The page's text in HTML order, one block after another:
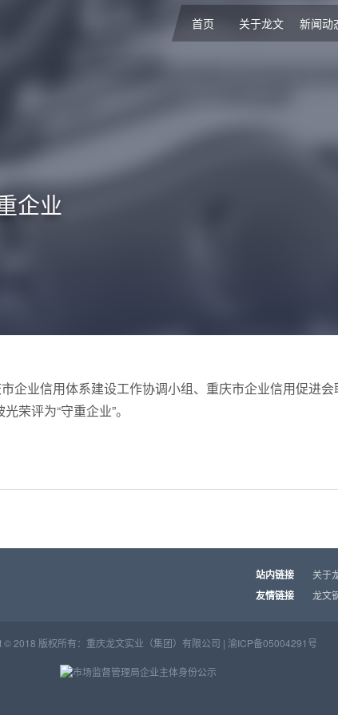
首页 关于龙文 新闻动
企业
企业信用体系建设工作协调小组、重庆市企业信用促进
荣评为“守重企业”。
站内链接 关于
友情链接 龙文
© 2018 版权所有：重庆龙文实业（集团）有限公司 | 渝ICP备05004291号